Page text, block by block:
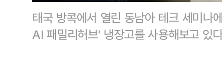
태국 방콕에서 열린 동남아 테크 세미나
AI 패밀리허브' 냉장고를 사용해보고 있